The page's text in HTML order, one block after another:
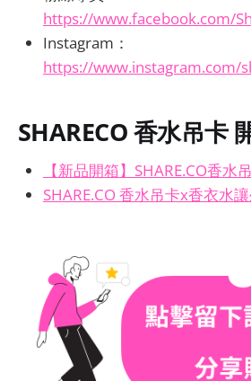
https://www.facebook.com/
Instagram：
https://www.instagram.com/
SHARECO 香水吊卡
【新品開箱】SHARE.CO香
SHARE.CO 香水吊卡x香衣水